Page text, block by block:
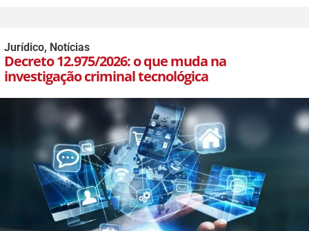
Jurídico, Notícias
Decreto 12.975/2026: o que muda na
investigação criminal tecnológica